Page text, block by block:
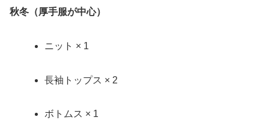
秋冬（厚手服が中心）
ニット × 1
長袖トップス × 2
ボトムス × 1